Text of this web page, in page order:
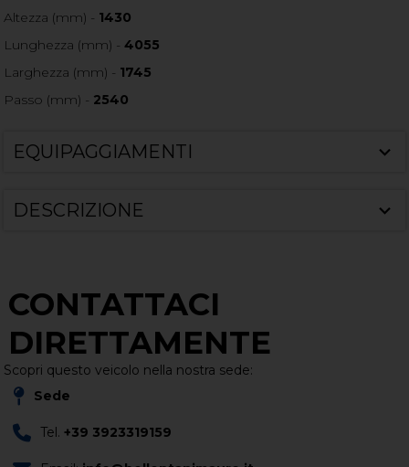
Altezza (mm) - 1430
Lunghezza (mm) -4055
Larghezza (mm) - 1745
Passo (mm) - 2540
EQUIPAGGIAMENTI
DESCRIZIONE
CONTATTACI
DIRETTAMENTE
Scopri questo veicolo nella nostra sede:
Sede
Tel.+39 3923319159